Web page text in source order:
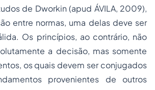
de Dworkin (apud ÁVILA, 2009),
entre normas, uma delas deve ser
Os princípios, ao contrário, não
a decisão, mas somente
os quais devem ser conjugados
provenientes de outros